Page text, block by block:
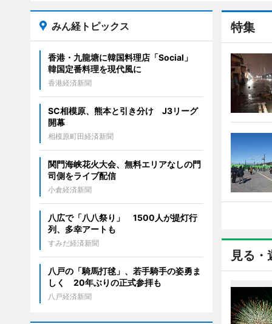
特集
見る・
みん経トピックス
香港・九龍塘に韓国料理店「Social」
韓国定番料理を現代風に
香港経済新聞
SC相模原、熊本と引き分け J3リーグ
開幕
相模原町田経済新聞
関門海峡花火大会、無料エリアなしの門
司側をライブ配信
小倉経済新聞
八広で「八八祭り」 1500人が提灯行
列、多幸アートも
すみだ経済新聞
八戸の「騎馬打毬」、若手騎手の姿勇ま
しく 20年ぶりの正式参拝も
八戸経済新聞